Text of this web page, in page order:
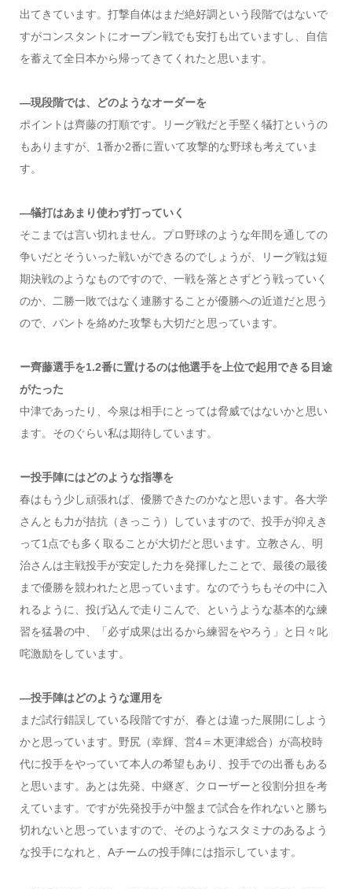
出てきています。打撃自体はまだ絶好調という段階ではないで
すがコンスタントにオープン戦でも安打も出ていますし、自信
を蓄えて全日本から帰ってきてくれたと思います。
―現段階では、どのようなオーダーを
ポイントは齊藤の打順です。リーグ戦だと手堅く犠打というの
もありますが、1番か2番に置いて攻撃的な野球も考えていま
す。
―犠打はあまり使わず打っていく
そこまでは言い切れません。プロ野球のような年間を通しての
争いだとそういった戦いができるのでしょうが、リーグ戦は短
期決戦のようなものですので、一戦を落とさずどう戦っていく
のか、二勝一敗ではなく連勝することが優勝への近道だと思う
ので、バントを絡めた攻撃も大切だと思っています。
ー齊藤選手を1.2番に置けるのは他選手を上位で起用できる目途
がたった
中津であったり、今泉は相手にとっては脅威ではないかと思い
ます。そのぐらい私は期待しています。
ー投手陣にはどのような指導を
春はもう少し頑張れば、優勝できたのかなと思います。各大学
さんとも力が拮抗（きっこう）していますので、投手が抑えき
って1点でも多く取ることが大切だと思います。立教さん、明
治さんは主戦投手が安定した力を発揮したことで、最後の最後
まで優勝を競われたと思っています。なのでうちもその中に入
れるように、投げ込んで走りこんで、というような基本的な練
習を猛暑の中、「必ず成果は出るから練習をやろう」と日々叱
咤激励をしています。
―投手陣はどのような運用を
まだ試行錯誤している段階ですが、春とは違った展開にしよう
かと思っています。野尻（幸輝、営4＝木更津総合）が高校時
代に投手をやっていて本人の希望もあり、投手での出番もある
と思います。あとは先発、中継ぎ、クローザーと役割分担を考
えています。ですが先発投手が中盤まで試合を作れないと勝ち
切れないと思っていますので、そのようなスタミナのあるよう
な投手になれと、Aチームの投手陣には指示しています。